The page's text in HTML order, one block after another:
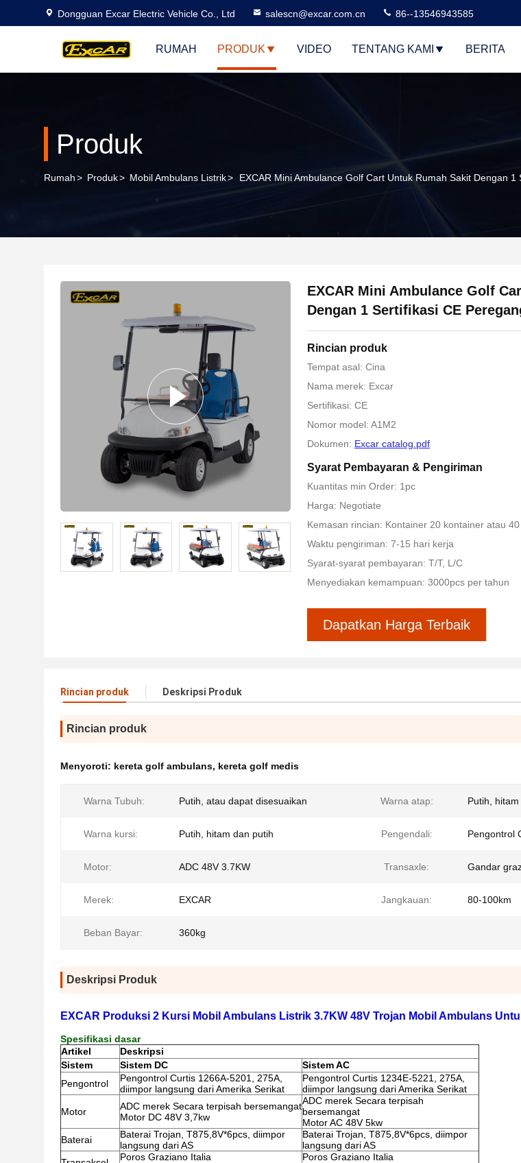
Dongguan Excar Electric Vehicle Co., Ltd salescn@excar.com.cn 86--13546943585
RUMAH PRODUK VIDEO TENTANG KAMI BERITA
Produk
Rumah> Produk> Mobil Ambulans Listrik> EXCAR Mini Ambulance Golf Cart Untuk Rumah Sakit Dengan 1
EXCAR Mini Ambulance Golf
Dengan 1 Sertifikasi CE
Rincian produk
Tempat asal: Cina
Nama merek: Excar
Sertifikasi: CE
Nomor model: A1M2
Dokumen: Excar catalog.pdf
Syarat Pembayaran & Pengiriman
Kuantitas min Order: 1pc
Harga: Negotiate
Kemasan rincian: Kontainer 20 kontainer atau 40
Waktu pengiriman: 7-15 hari kerja
Syarat-syarat pembayaran: T/T, L/C
Menyediakan kemampuan: 3000pcs per tahun
Dapatkan Harga Terbaik
Rincian produk Deskripsi Produk
Rincian produk
Menyoroti: kereta golf ambulans, kereta golf medis
Warna Tubuh: Putih, atau dapat disesuaikan Warna atap: Putih,
Warna kursi: Putih, hitam dan putih Pengendali: Pengontrol
Motor: ADC 48V 3.7KW Transaxle: Gandar
Merek: EXCAR Jangkauan: 80-100km
Beban Bayar: 360kg
Deskripsi Produk
EXCAR Produksi 2 Kursi Mobil Ambulans Listrik 3.7KW 48V Trojan Mobil Ambulans
Spesifikasi dasar
Artikel
Deskripsi
Sistem
Sistem DC
Sistem AC
Pengontrol
Pengontrol Curtis 1266A-5201, 275A,
diimpor langsung dari Amerika Serikat
Pengontrol Curtis 1234E-5221, 275A,
diimpor langsung dari Amerika Serikat
Motor
ADC merek Secara terpisah bersemangat
Motor DC 48V 3,7kw
ADC merek Secara terpisah
bersemangat
Motor AC 48V 5kw
Baterai
Baterai Trojan, T875,8V*6pcs, diimpor
langsung dari AS
Baterai Trojan, T875,8V*6pcs, diimpor
langsung dari AS
Poros Graziano Italia
Poros Graziano Italia